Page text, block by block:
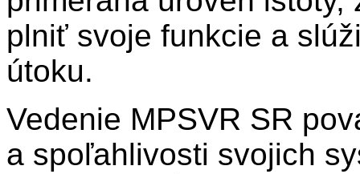
plniť svoje funkcie a
útoku.
Vedenie MPSVR SR
a spoľahlivosti svojich